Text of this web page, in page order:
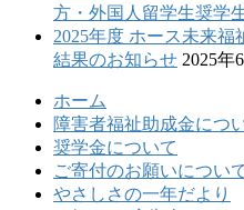
方・外国人留学生奨学
2025年度 ホース未来
結果のお知らせ 2025年
ホーム
障害者福祉助成金につ
奨学金について
ご寄付のお願いについ
やさしさの一年だより